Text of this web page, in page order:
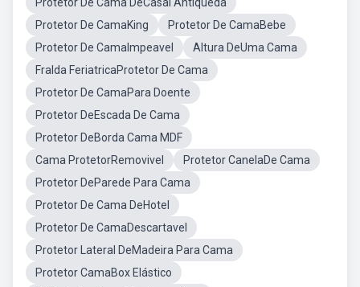
Protetor De CamaKing
Protetor De CamaBebe
Protetor De CamaImpeavel
Altura DeUma Cama
Fralda FeriatricaProtetor De Cama
Protetor De CamaPara Doente
Protetor DeEscada De Cama
Protetor DeBorda Cama MDF
Cama ProtetorRemovivel
Protetor CanelaDe Cama
Protetor DeParede Para Cama
Protetor De Cama DeHotel
Protetor De CamaDescartavel
Protetor Lateral DeMadeira Para Cama
Protetor CamaBox Elástico